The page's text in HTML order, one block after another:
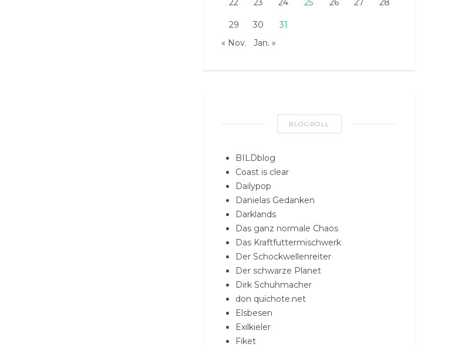
22 23 24 25 26 27 28
29 30
31
« Nov.
Jan. »
BLOGROLL
BILDblog
Coast is clear
Dailypop
Danielas Gedanken
Darklands
Das ganz normale Chaos
Das Kraftfuttermischwerk
Der Schockwellenreiter
Der schwarze Planet
Dirk Schuhmacher
don quichote.net
Elsbesen
Exilkieler
Fiket